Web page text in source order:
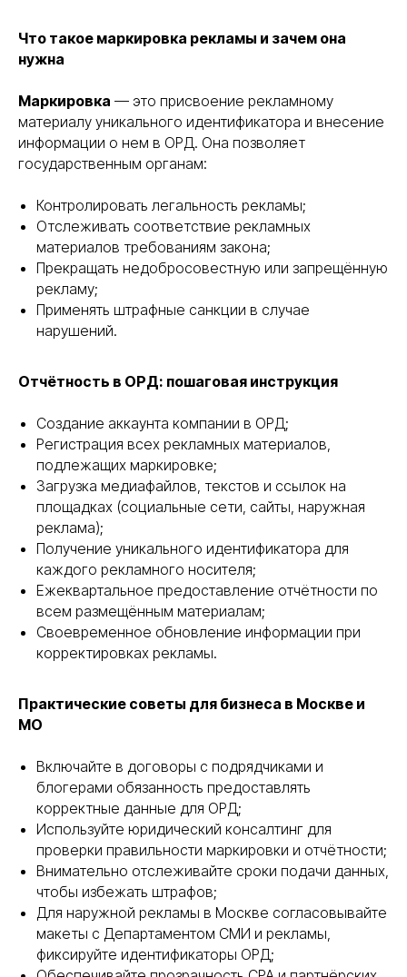
Что такое маркировка рекламы и зачем она
нужна
Маркировка — это присвоение рекламному
материалу уникального идентификатора и внесение
информации о нем в ОРД. Она позволяет
государственным органам:
Контролировать легальность рекламы;
Отслеживать соответствие рекламных
материалов требованиям закона;
Прекращать недобросовестную или запрещённую
рекламу;
Применять штрафные санкции в случае
нарушений.
Отчётность в ОРД: пошаговая инструкция
Создание аккаунта компании в ОРД;
Регистрация всех рекламных материалов,
подлежащих маркировке;
Загрузка медиафайлов, текстов и ссылок на
площадках (социальные сети, сайты, наружная
реклама);
Получение уникального идентификатора для
каждого рекламного носителя;
Ежеквартальное предоставление отчётности по
всем размещённым материалам;
Своевременное обновление информации при
корректировках рекламы.
Практические советы для бизнеса в Москве и
МО
Включайте в договоры с подрядчиками и
блогерами обязанность предоставлять
корректные данные для ОРД;
Используйте юридический консалтинг для
проверки правильности маркировки и отчётности;
Внимательно отслеживайте сроки подачи данных,
чтобы избежать штрафов;
Для наружной рекламы в Москве согласовывайте
макеты с Департаментом СМИ и рекламы,
фиксируйте идентификаторы ОРД;